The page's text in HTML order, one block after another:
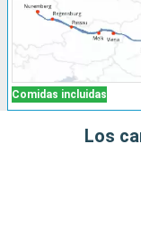
Comidas incluidas
Los